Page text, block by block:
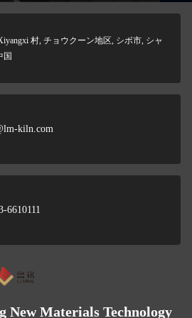
村, チョウクーン地区, シボ市, シャ
国
kiln.com
6610111
New Materials Technology